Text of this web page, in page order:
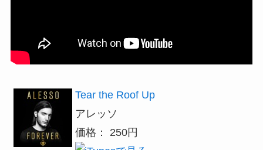
Tear the Roof Up
アレッソ
価格： 250円